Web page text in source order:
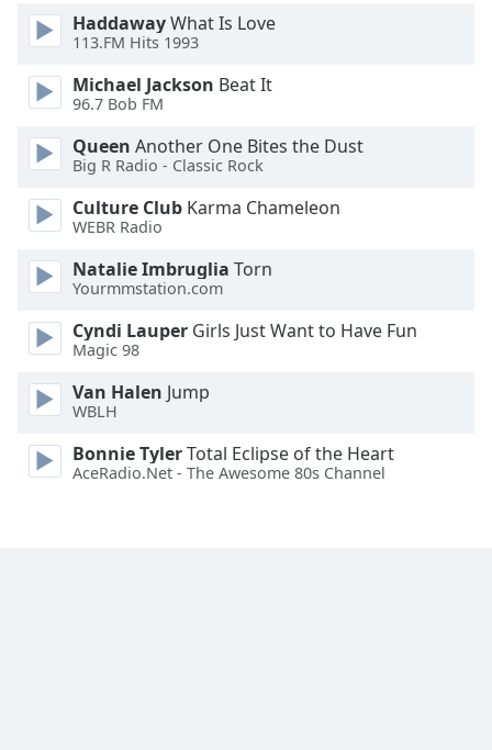
Style
Font
Family
Reset
Done
Close
dialog
window.
HaddawayWhat Is Love
113.FM Hits 1993
Michael Jackson Beat It
96.7 Bob FM
Queen Another One Bites the Dust
Big R Radio - Classic Rock
Culture Club Karma Chameleon
WEBR Radio
Natalie Imbruglia Torn
Yourmmstation.com
Cyndi Lauper Girls Just Want to Have Fun
Magic 98
Van Halen Jump
WBLH
Bonnie TylerTotal Eclipse of the Heart
AceRadio.Net - The Awesome 80s Channel